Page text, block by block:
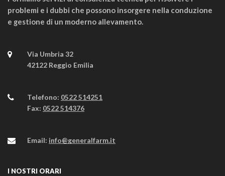
problemi e i dubbi che possono insorgere nella conduzione
e gestione di un moderno allevamento.
Via Umbria 32
42122 Reggio Emilia
Telefono: 0522 514251
Fax: 0522 514376
Email: info@generalfarm.it
I NOSTRI ORARI